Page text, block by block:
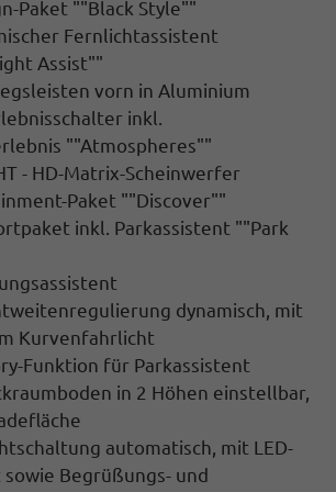
Paket ""Black Style""
Fernlichtassistent
Assist""
vorn in Aluminium
inkl.
""Atmospheres""
- HD-Matrix-Scheinwerfer
Paket ""Discover""
inkl. Parkassistent ""Park
dynamisch, mit
Kurvenfahrlicht
Funktion für Parkassistent
in 2 Höhen einstellbar,
automatisch, mit LED-
Begrüßungs- und